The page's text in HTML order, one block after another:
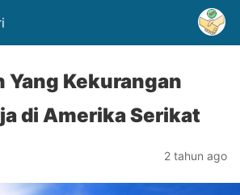
Yang Kekurangan
di Amerika Serikat
2 tahun ago